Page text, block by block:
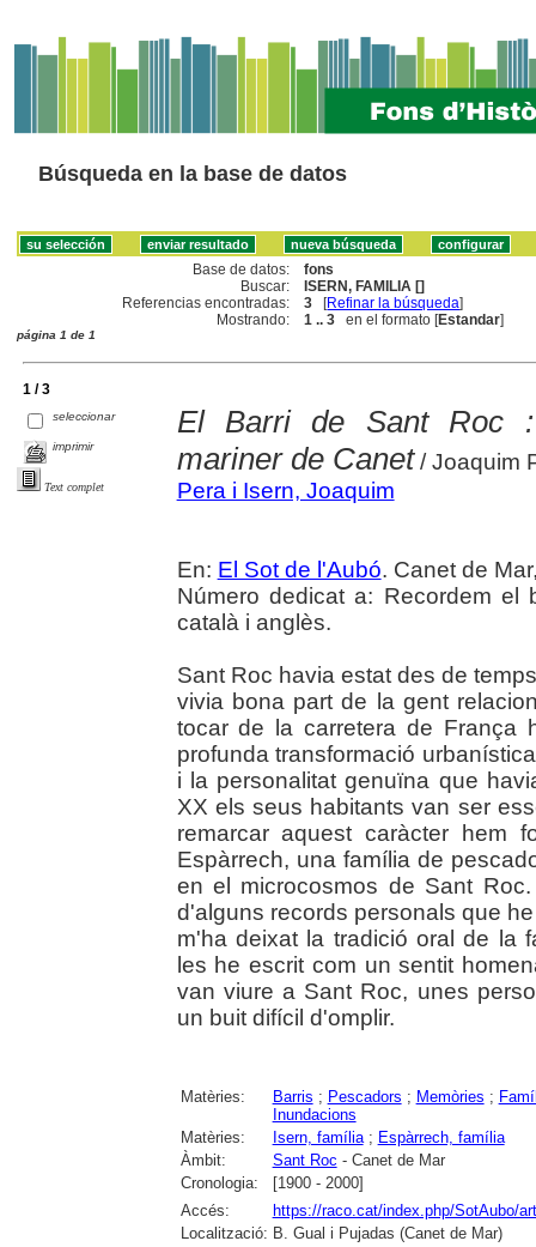
Búsqueda en la base de datos
Base de datos:
fons
Buscar:
ISERN, FAMILIA []
Referencias encontradas:
3 [Refinar la búsqueda]
Mostrando:
1 .. 3 en el formato [Estandar]
página 1 de 1
1 / 3
seleccionar
imprimir
Text complet
El Barri de Sant Roc
mariner de Canet/ Joaquim
Pera i Isern, Joaquim
En: El Sot de l'Aubó. Canet de
Número dedicat a: Recordem
català i anglès.
Sant Roc havia estat des de
vivia bona part de la gent
tocar de la carretera de França
profunda transformació
i la personalitat genuïna que
XX els seus habitants van ser
remarcar aquest caràcter hem
Espàrrech, una família de
en el microcosmos de Sant
d'alguns records personals que
m'ha deixat la tradició oral de la
les he escrit com un sentit
van viure a Sant Roc, unes
un buit difícil d'omplir.
Matèries: Barris ; Pescadors ; Memòries ;
Inundacions
Matèries:
Isern, família; Espàrrech, família
Àmbit:
Sant Roc - Canet de Mar
Cronologia:
[1900 - 2000]
Accés:
https://raco.cat/index.php/SotAubo/
Localització: B. Gual i Pujadas (Canet de Mar)